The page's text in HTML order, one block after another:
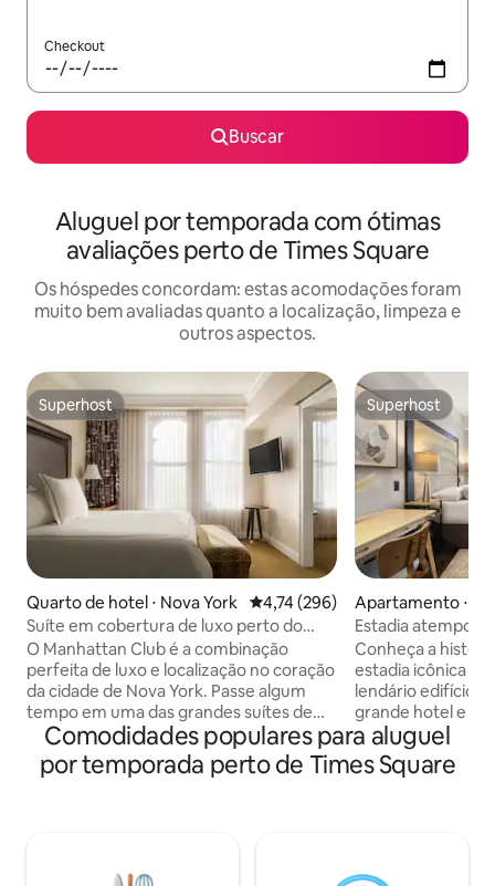
Checkout
Buscar
Aluguel por temporada com ótimas
avaliações perto de Times Square
Os hóspedes concordam: estas acomodações foram
muito bem avaliadas quanto a localização, limpeza e
outros aspectos.
Superhost
Superhost
Quarto de hotel ⋅ Nova York 4,74 de uma avaliação média de
4,74 (296)
Suíte em cobertura de luxo perto do
Central Park
O Manhattan Club é a combinação
perfeita de luxo e localização no coração
da cidade de Nova York. Passe algum
tempo em uma das grandes suítes de
cobertura ou aproveite sua varanda
exclusiva para vistas incríveis! (Exclusivo
para todos os hóspedes da cobertura,
documento de identificação oficial (21
Superhost
Superhost
Apartamento ⋅
Estadia
York
Conheça a
estadia icônica
lendário edifício
grande hotel e
próprio Gatsby.
St, entre a 5th e a
poucos passos
fitness e secador
Comodidades populares para aluguel
por temporada perto de Times Square